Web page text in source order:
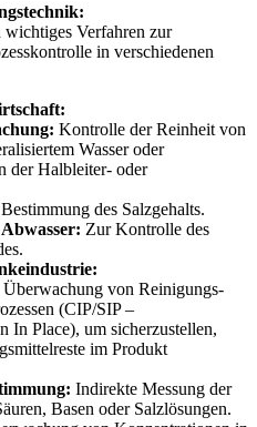
Verfahren zur
in verschiedenen
Kontrolle der Reinheit von
Wasser oder
der Halbleiter- oder
Bestimmung des Salzgehalts.
Zur Kontrolle des
Überwachung von Reinigungs-
(CIP/SIP –
In Place), um sicherzustellen,
im Produkt
Indirekte Messung der
Basen oder Salzlösungen.